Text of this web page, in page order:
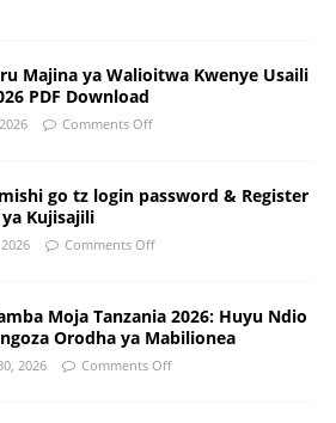
Majina ya Walioitwa Kwenye Usaili
PDF Download
Comments Off
go tz login password & Register
ya Kujisajili
Comments Off
Moja Tanzania 2026: Huyu Ndio
Orodha ya Mabilionea
2026 Comments Off